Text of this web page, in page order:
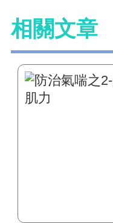
相關文章